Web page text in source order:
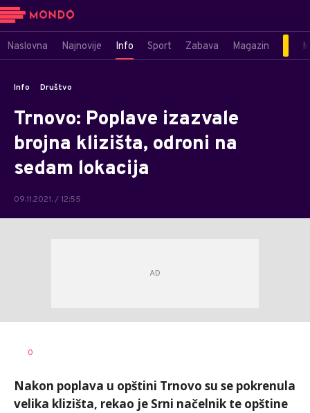
Naslovna Najnovije Info Sport Zabava Magazin
Info Društvo
Trnovo: Poplave izazvale
brojna klizišta, odroni na
sedam lokacija
09.11.2021. / 12:55
AUTOR
0
Nakon poplava u opštini Trnovo su se pokrenula
velika klizišta, rekao je Srni načelnik te opštine